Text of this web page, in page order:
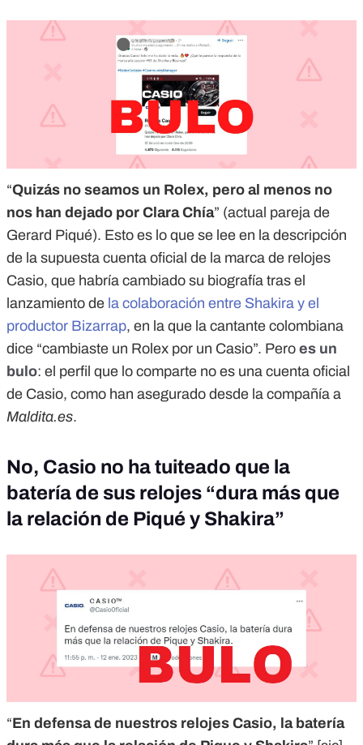
“Quizás no seamos un Rolex, pero al menos no
nos han dejado por Clara Chía” (actual pareja de
Gerard Piqué). Esto es lo que se lee en la descripción
de la supuesta cuenta oficial de la marca de relojes
Casio, que habría cambiado su biografía tras el
lanzamiento de la colaboración entre Shakira y el
productor Bizarrap, en la que la cantante colombiana
dice “cambiaste un Rolex por un Casio”. Pero es un
bulo: el perfil que lo comparte no es una cuenta oficial
de Casio, como han asegurado desde la compañía a
Maldita.es.
No, Casio no ha tuiteado que la
batería de sus relojes “dura más que
la relación de Piqué y Shakira”
“En defensa de nuestros relojes Casio, la batería